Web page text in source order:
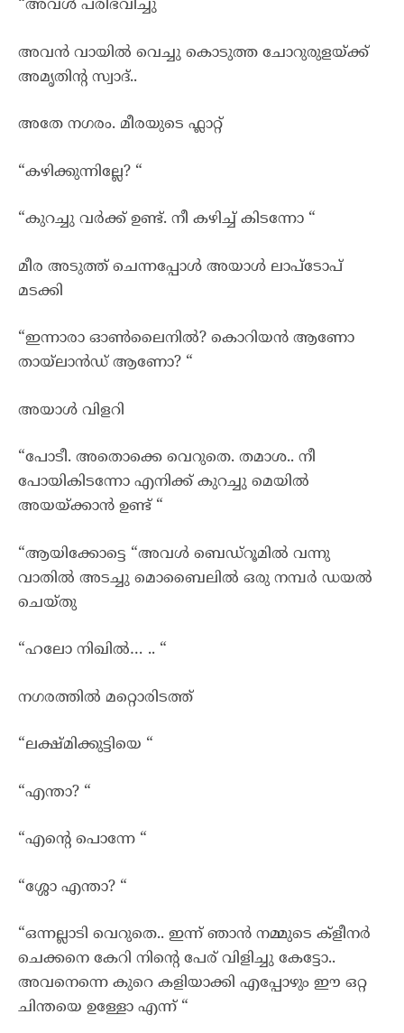
“അവൾ പരിഭവിച്ചു
അവൻ വായിൽ വെച്ചു കൊടുത്ത ചോറുരുളയ്ക്ക്
അമൃതിന്റ സ്വാദ്..
അതേ നഗരം. മീരയുടെ ഫ്ലാറ്റ്
“കഴിക്കുന്നില്ലേ? “
“കുറച്ചു വർക്ക്‌ ഉണ്ട്. നീ കഴിച്ച് കിടന്നോ “
മീര അടുത്ത് ചെന്നപ്പോൾ അയാൾ ലാപ്ടോപ്
മടക്കി
“ഇന്നാരാ ഓൺലൈനിൽ? കൊറിയൻ ആണോ
തായ്ലാൻഡ് ആണോ? “
അയാൾ വിളറി
“പോടീ. അതൊക്കെ വെറുതെ. തമാശ.. നീ
പോയികിടന്നോ എനിക്ക് കുറച്ചു മെയിൽ
അയയ്ക്കാൻ ഉണ്ട് “
“ആയിക്കോട്ടെ “അവൾ ബെഡ്‌റൂമിൽ വന്നു
വാതിൽ അടച്ചു മൊബൈലിൽ ഒരു നമ്പർ ഡയൽ
ചെയ്തു
“ഹലോ നിഖിൽ… .. “
നഗരത്തിൽ മറ്റൊരിടത്ത്
“ലക്ഷ്മിക്കുട്ടിയെ “
“എന്താ? “
“എന്റെ പൊന്നേ “
“ശ്ശോ എന്താ? “
“ഒന്നല്ലാടി വെറുതെ.. ഇന്ന് ഞാൻ നമ്മുടെ ക്‌ളീനർ
ചെക്കനെ കേറി നിന്റെ പേര് വിളിച്ചു കേട്ടോ..
അവനെന്നെ കുറെ കളിയാക്കി എപ്പോഴും ഈ ഒറ്റ
ചിന്തയെ ഉള്ളോ എന്ന് “